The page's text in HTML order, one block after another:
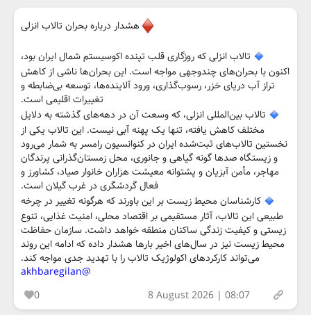
هشدار درباره بحران تالاب انزلی
تالاب انزلی که روزگاری قلب تپنده اکوسیستم شمال ایران بود،
اکنون با بحران‌های چندوجهی مواجه است. این بحران‌ها ناشی از کاهش
تراز آب دریای خزر، رسوب‌گذاری، ورود آلاینده‌ها، توسعه بی‌ضابطه و
تغییرات اقلیمی است.
تالاب بین‌المللی انزلی، که وسعت آن در دهه‌های گذشته به دلایل
مختلف کاهش یافته، تنها یک پهنه آبی نیست. این تالاب یکی از
نخستین تالاب‌های ثبت‌شده ایران در کنوانسیون رامسر به شمار می‌رود
و زیستگاه صدها گونه گیاهی و جانوری، محل زمستان‌گذرانی پرندگان
مهاجر، مأمن آبزیان و پشتوانه معیشت هزاران خانوار صیاد، کشاورز و
فعال گردشگری در غرب گیلان است.
کارشناسان محیط زیست بر این باورند که هرگونه تغییر در چرخه
طبیعی این تالاب، آثار مستقیمی بر اقتصاد محلی، امنیت غذایی، تنوع
زیستی و کیفیت زندگی ساکنان منطقه خواهد داشت. سازمان حفاظت
محیط زیست نیز در سال‌های اخیر بارها هشدار داده که ادامه این روند
می‌تواند کارکردهای اکولوژیک تالاب را با تهدید جدی مواجه کند.
@akhbaregilan
0
8 August 2026 | 08:07